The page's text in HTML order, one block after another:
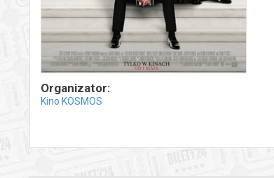
Organizator:
Kino KOSMOS